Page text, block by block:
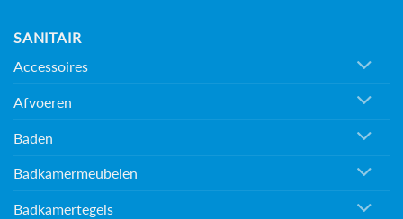
SANITAIR
Accessoires
Afvoeren
Baden
Badkamermeubelen
Badkamertegels